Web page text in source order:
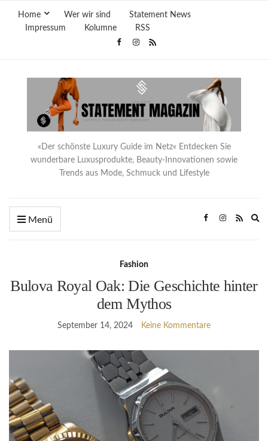
Home Wer wir sind
Statement News
Impressum
Kolumne RSS
«Der schönste Luxury Guide im Netz« Entdecken Sie
wunderbare Luxusprodukte, Beauty-Innovationen sowie
Trends aus Mode, Schmuck und Lifestyle
Menü
Fashion
Bulova Royal Oak: Die Geschichte hinter
dem Mythos
September 14, 2024 Keine Kommentare